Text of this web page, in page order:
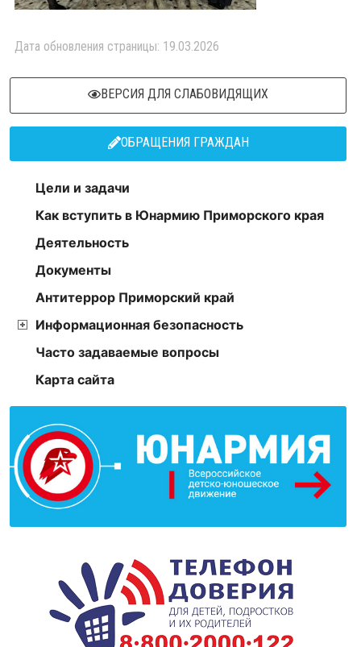
Дата обновления страницы: 19.03.2026
ВЕРСИЯ ДЛЯ СЛАБОВИДЯЩИХ
ОБРАЩЕНИЯ ГРАЖДАН
Цели и задачи
Как вступить в Юнармию Приморского края
Деятельность
Документы
Антитеррор Приморский край
Информационная безопасность
Часто задаваемые вопросы
Карта сайта